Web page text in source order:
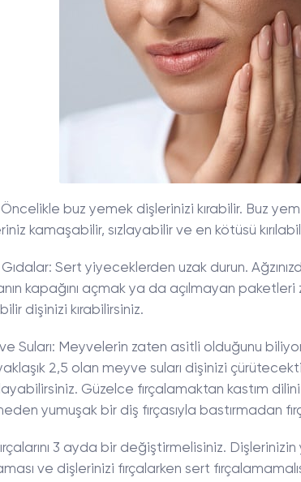
Öncelikle buz yemek dişlerinizi kırabilir. Buz
kamaşabilir, sızlayabilir ve en kötüsü
Sert yiyeceklerden uzak durun.
kapağını açmak ya da açılmayan
dişinizi kırabilirsiniz.
Suları: Meyvelerin zaten asitli olduğunu
yaklaşık 2,5 olan meyve suları dişinizi
Güzelce fırçalamaktan kastım
yumuşak bir diş fırçasıyla bastırmadan
3 ayda bir değiştirmelisiniz. Dişlerinizin
ve dişlerinizi fırçalarken sert